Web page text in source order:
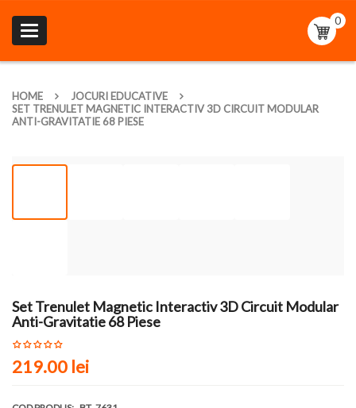
Toggle
navigation
0
HOME
JOCURI EDUCATIVE
SET TRENULET MAGNETIC INTERACTIV 3D CIRCUIT MODULAR
ANTI-GRAVITATIE 68 PIESE
Set Trenulet Magnetic Interactiv 3D Circuit Modular
Anti-Gravitatie 68 Piese
219.00 lei